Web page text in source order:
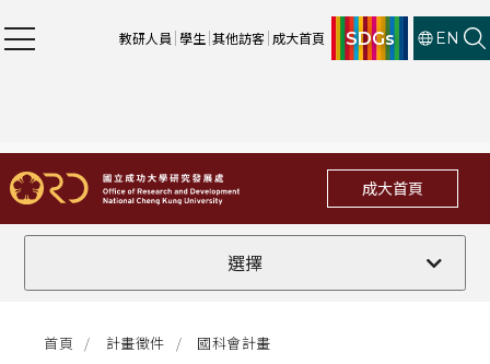
教研人員 學生 其他訪客 成大首頁 SDGs EN
成大首頁
選擇
全部
首頁 計畫徵件 國科會計畫